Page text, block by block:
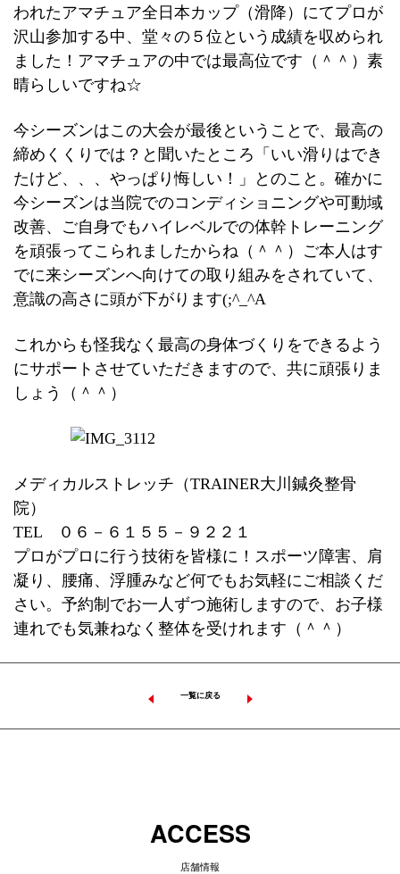
われたアマチュア全日本カップ（滑降）にてプロが
沢山参加する中、堂々の５位という成績を収められ
ました！アマチュアの中では最高位です（＾＾）素
晴らしいですね☆
今シーズンはこの大会が最後ということで、最高の
締めくくりでは？と聞いたところ「いい滑りはでき
たけど、、、やっぱり悔しい！」とのこと。確かに
今シーズンは当院でのコンディショニングや可動域
改善、ご自身でもハイレベルでの体幹トレーニング
を頑張ってこられましたからね（＾＾）ご本人はす
でに来シーズンへ向けての取り組みをされていて、
意識の高さに頭が下がります(;^_^A
これからも怪我なく最高の身体づくりをできるよう
にサポートさせていただきますので、共に頑張りま
しょう（＾＾）
メディカルストレッチ（TRAINER大川鍼灸整骨
院）
TEL ０６－６１５５－９２２１
プロがプロに行う技術を皆様に！スポーツ障害、肩
凝り、腰痛、浮腫みなど何でもお気軽にご相談くだ
さい。予約制でお一人ずつ施術しますので、お子様
連れでも気兼ねなく整体を受けれます（＾＾）
一覧に戻る
ACCESS
店舗情報